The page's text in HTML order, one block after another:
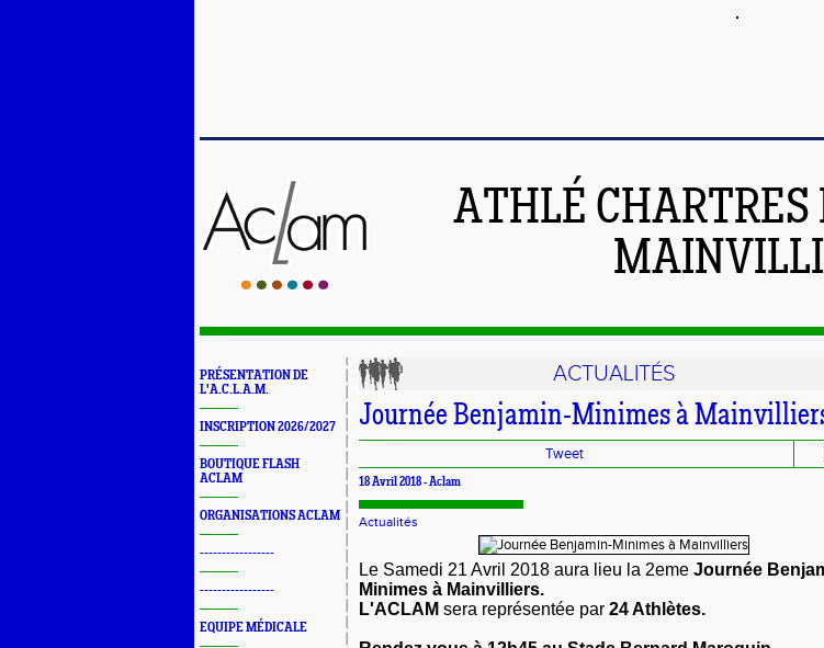
ATHLÉ CHARTRES
PRÉSENTATION DE
L'A.C.L.A.M.
INSCRIPTION 2026/2027
BOUTIQUE FLASH
ACLAM
ORGANISATIONS ACLAM
-----------------
-----------------
EQUIPE MÉDICALE
ACTUALITÉS
Journée Benjamin-Minimes à
Tweet
18 Avril 2018 -Aclam
Actualités
Le Samedi 21 Avril 2018 aura lieu la 2eme Journée
Minimes à Mainvilliers.
L'ACLAM sera représentée par 24 Athlètes.